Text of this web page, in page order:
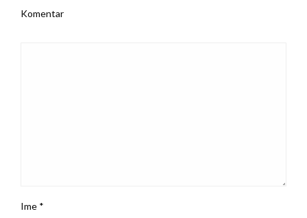
Komentar
Ime *